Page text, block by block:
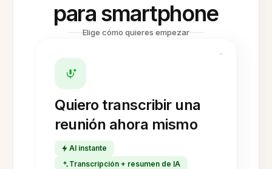
para smartphone
Elige cómo quieres empezar
Quiero transcribir una
reunión ahora mismo
Al instante
Transcripción + resumen de IA